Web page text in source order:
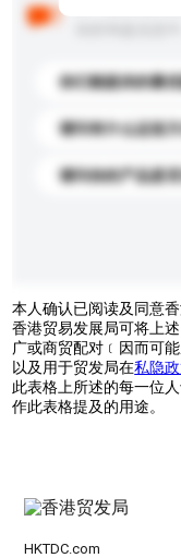
你们能提供的最
请问有什么运送
请问你的产品是否
本人确认已阅读及同意
香港贸易发展局可将上
广或商贸配对﹝因而可
以及用于贸发局在私隐
此表格上所述的每一位
作此表格提及的用途。
HKTDC.com